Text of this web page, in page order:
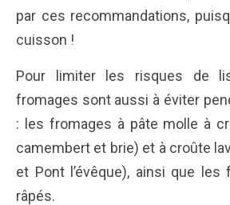
par ces recommandations,
cuisson !
Pour limiter les risques de
fromages sont aussi à éviter
: les fromages à pâte molle à
camembert et brie) et à croûte
et Pont l’évêque), ainsi que les
râpés.